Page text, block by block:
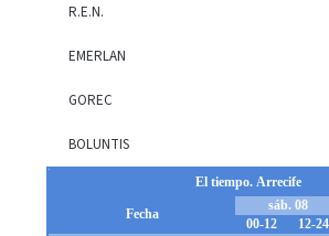
R.E.N.
EMERLAN
GOREC
BOLUNTIS